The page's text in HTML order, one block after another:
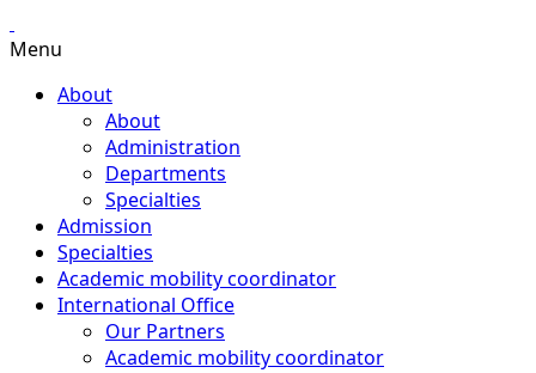
Menu
About
About
Administration
Departments
Specialties
Admission
Specialties
Academic mobility coordinator
International Office
Our Partners
Academic mobility coordinator